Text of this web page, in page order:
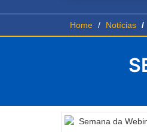
Home Notícias